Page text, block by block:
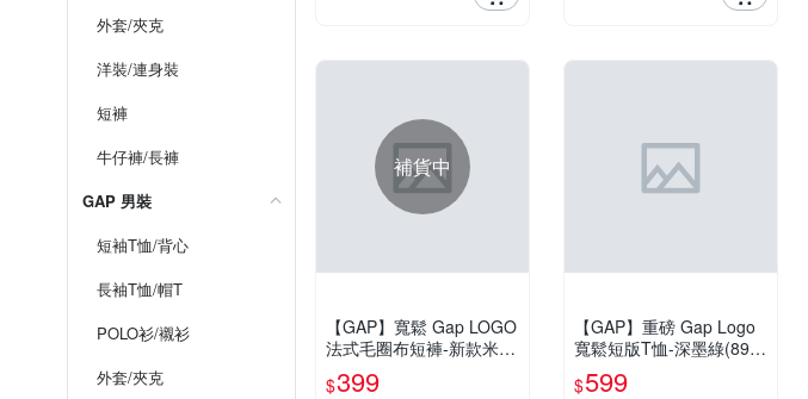
外套/夾克
洋裝/連身裝
短褲
牛仔褲/長褲
GAP 男裝
短袖T恤/背心
長袖T恤/帽T
POLO衫/襯衫
外套/夾克
補貨中
【GAP】寬鬆 Gap LOGO
法式毛圈布短褲-新款米白
(894567)
$399
【GAP】重磅 Gap Logo
寬鬆短版T恤-深墨綠(895
170)
$599